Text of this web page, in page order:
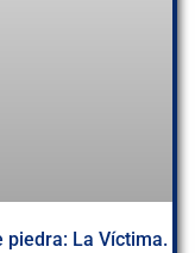
piedra: La Víctima.